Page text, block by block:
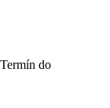
Termín do